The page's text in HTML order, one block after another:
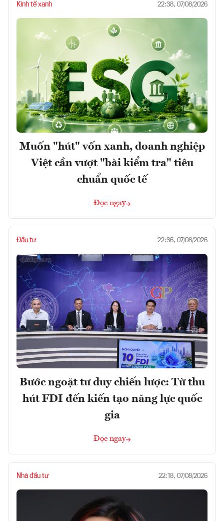
Kinh tế xanh 22:38, 07/08/2026
Muốn "hút" vốn xanh, doanh nghiệp
Việt cần vượt "bài kiểm tra" tiêu
chuẩn quốc tế
Đọc ngay
Đầu tư 22:36, 07/08/2026
Bước ngoặt tư duy chiến lược: Từ thu
hút FDI đến kiến tạo năng lực quốc
gia
Đọc ngay
Nhà đầu tư 22:18, 07/08/2026